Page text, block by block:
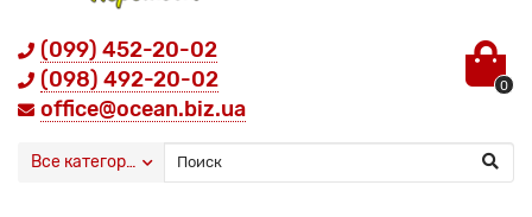
(099) 452-20-02
(098) 492-20-02
office@ocean.biz.ua
0
Все категории